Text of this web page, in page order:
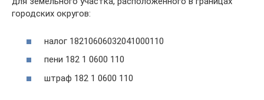
городских округов:
налог 18210606032041000110
пени 182 1 0600 110
штраф 182 1 0600 110